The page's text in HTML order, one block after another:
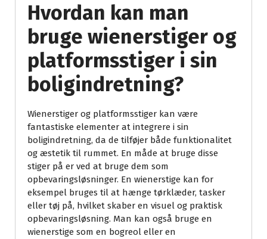
Hvordan kan man
bruge wienerstiger og
platformsstiger i sin
boligindretning?
Wienerstiger og platformsstiger kan være
fantastiske elementer at integrere i sin
boligindretning, da de tilføjer både funktionalitet
og æstetik til rummet. En måde at bruge disse
stiger på er ved at bruge dem som
opbevaringsløsninger. En wienerstige kan for
eksempel bruges til at hænge tørklæder, tasker
eller tøj på, hvilket skaber en visuel og praktisk
opbevaringsløsning. Man kan også bruge en
wienerstige som en bogreol eller en